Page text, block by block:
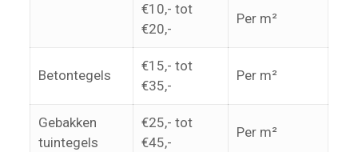
€10,- tot
€20,-
Per m²
Betontegels
€15,- tot
€35,-
Per m²
Gebakken
tuintegels
€25,- tot
€45,-
Per m²